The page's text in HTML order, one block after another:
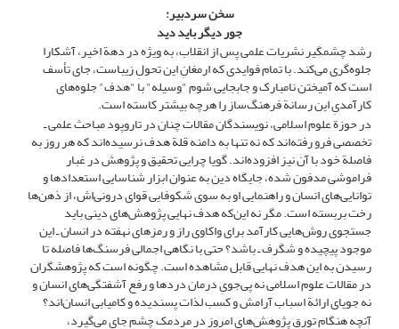
سخن سردبیر:
جور دیگر باید دید
رشد چشمگیر نشریات علمی پس از انقلاب، به ویژه در دهة اخیر، آشکارا
جلوه‌گری می‌کند. با تمام فوایدی که ارمغانِ این تحولِ زیباست، جای تأسف
است که آمیختن نامبارک و جابجایی شوم "وسیله" با "هدف" جلوه‌های
کارآمدیِ این رسانة فرهنگ‌ساز را هرچه بیشتر کاسته است.
در حوزة علوم اسلامی، نویسندگان مقالات چنان در تاروپود مباحث علمی ـ
تخصصی فرو رفته‌اند که نه تنها به دامنه قلة هدف نرسیده‌اند که هر روز به
فاصلة خود با آن نیز افزوده‌اند. گویا چرایی تحقیق و پژوهش در غبار
فراموشی مدفون شده، جایگاه دین به عنوان ابزار شناسایی استعدادها و
توانایی‌های انسان و راهنمایی او به سوی شکوفایی قوای درونی‌اش، از ذهن‌ها
رخت بربسته است. مگر نه این‌که هدف نهایی پژوهش‌های دینی باید
جستجوی روش‌هایی کارآمد برای واکاوی راز و رمزهای نهفته در انسان ـ این
موجود پیچیده و شگرف ـ باشد؟ حتی با نگاهی اجمالی فرسنگ‌ها فاصله تا
رسیدن به این هدف نهایی قابل مشاهده است. چگونه است که پژوهشگران
در مقالات علوم اسلامی نه پی‌جویِ درمان دردها و رفع آشفتگی‌های انسان و
نه جویای ارائة اسباب آرامش و کسب لذات پسندیده و کامیابی انسان‌اند؟
آنچه هنگام تورق پژوهش‌های امروز در مردمک چشم جای می‌گیرد،